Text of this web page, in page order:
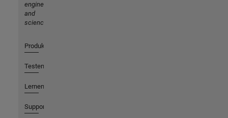
engineering
and
science
Produkte
Testen oder Kaufen
Lernen
Support